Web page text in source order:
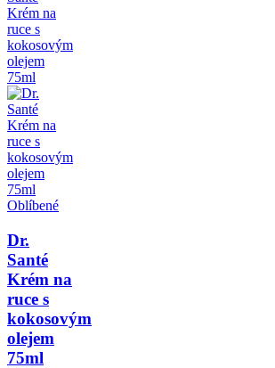
Oblíbené
Dr.
Santé
Krém na
ruce s
kokosovým
olejem
75ml